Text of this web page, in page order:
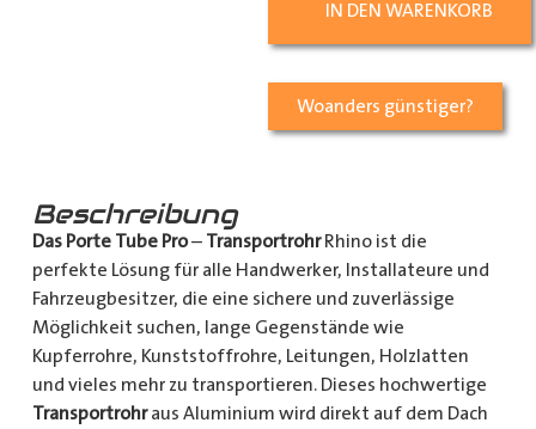
IN DEN WARENKORB
Woanders günstiger?
Beschreibung
Das Porte Tube Pro– TransportrohrRhino ist die
perfekte Lösung für alle Handwerker, Installateure und
Fahrzeugbesitzer, die eine sichere und zuverlässige
Möglichkeit suchen, lange Gegenstände wie
Kupferrohre, Kunststoffrohre, Leitungen, Holzlatten
und vieles mehr zu transportieren. Dieses hochwertige
Transportrohraus Aluminium wird direkt auf dem Dach